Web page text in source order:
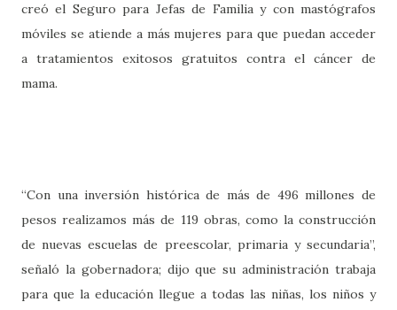
creó el Seguro para Jefas de Familia y con mastógrafos
móviles se atiende a más mujeres para que puedan acceder
a tratamientos exitosos gratuitos contra el cáncer de
mama.
“Con una inversión histórica de más de 496 millones de
pesos realizamos más de 119 obras, como la construcción
de nuevas escuelas de preescolar, primaria y secundaria”,
señaló la gobernadora; dijo que su administración trabaja
para que la educación llegue a todas las niñas, los niños y